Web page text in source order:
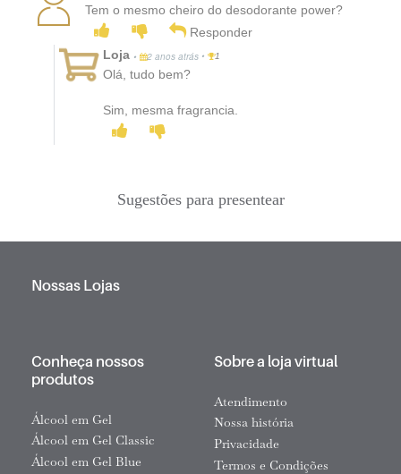
Tem o mesmo cheiro do desodorante power?
Responder
Loja • 2 anos atrás • 1
Olá, tudo bem?
Sim, mesma fragrancia.
Sugestões para presentear
Nossas Lojas
Conheça nossos
produtos
Álcool em Gel
Álcool em Gel Classic
Álcool em Gel Blue
Sobre a loja virtual
Atendimento
Nossa história
Privacidade
Termos e Condições